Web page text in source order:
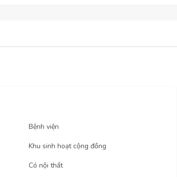
Bệnh viện
Khu sinh hoạt cộng đồng
Có nội thất